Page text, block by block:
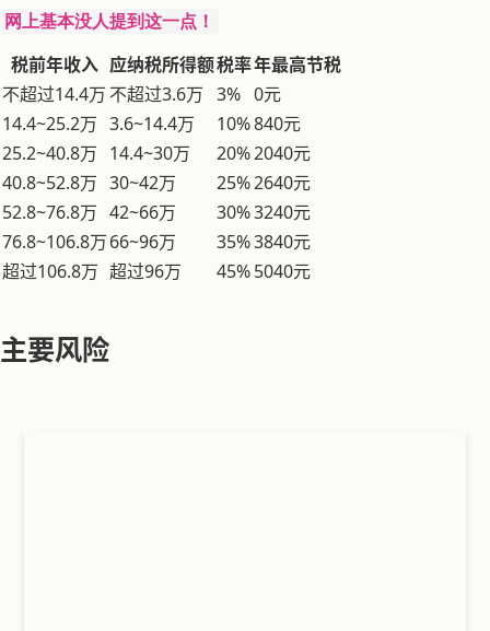
网上基本没人提到这一点！
税前年收入 应纳税所得额税率年最高节税
不超过14.4万 不超过3.6万 3% 0元
14.4~25.2万 3.6~14.4万 10%840元
25.2~40.8万 14.4~30万 20%2040元
40.8~52.8万 30~42万 25%2640元
52.8~76.8万 42~66万 30%3240元
76.8~106.8万66~96万 35%3840元
超过106.8万 超过96万 45%5040元
主要风险